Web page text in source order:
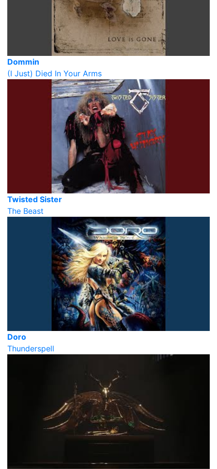
Dommin
(I Just) Died In Your Arms
Twisted Sister
The Beast
Doro
Thunderspell